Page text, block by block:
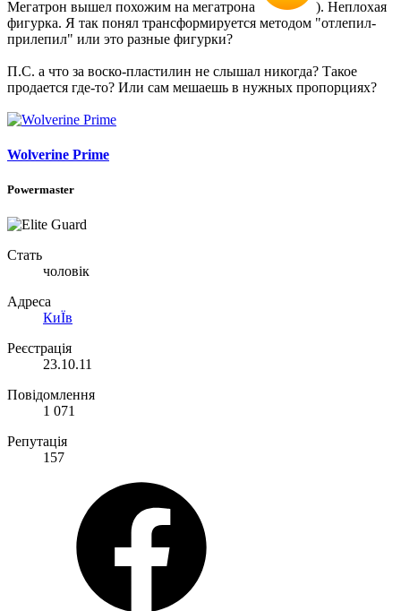
Мегатрон вышел похожим на мегатрона
). Неплохая
фигурка. Я так понял трансформируется методом "отлепил-
прилепил" или это разные фигурки?
П.С. а что за воско-пластилин не слышал никогда? Такое
продается где-то? Или сам мешаешь в нужных пропорциях?
Wolverine Prime
Powermaster
Стать
чоловік
Адреса
КиЇв
Реєстрація
23.10.11
Повідомлення
1 071
Репутація
157